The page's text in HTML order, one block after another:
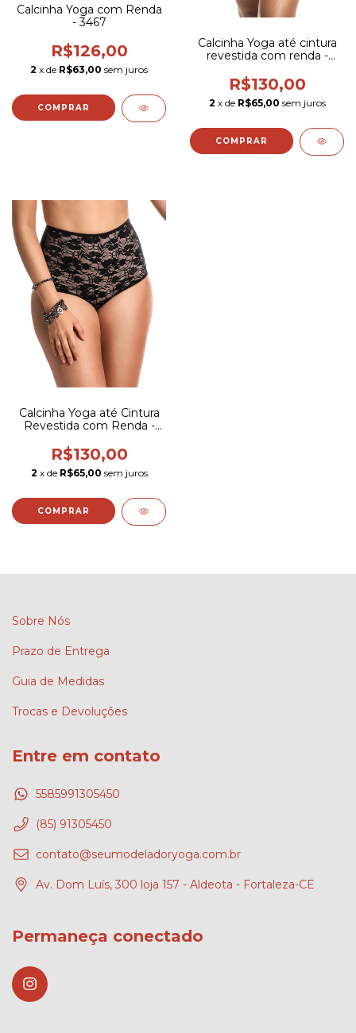
Calcinha Yoga com Renda
- 3467
R$126,00
2 x de R$63,00 sem juros
COMPRAR
Calcinha Yoga até cintura
revestida com renda -
R$130,00
2 x de R$65,00 sem juros
COMPRAR
Calcinha Yoga até Cintura
Revestida com Renda -
R$130,00
2 x de R$65,00 sem juros
COMPRAR
Sobre Nós
Prazo de Entrega
Guia de Medidas
Trocas e Devoluções
Entre em contato
5585991305450
(85) 91305450
contato@seumodeladoryoga.com.br
Av. Dom Luís, 300 loja 157 - Aldeota - Fortaleza-CE
Permaneça conectado